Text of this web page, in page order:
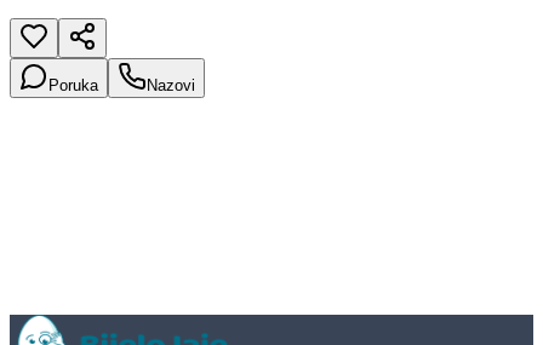
Poruka Nazovi